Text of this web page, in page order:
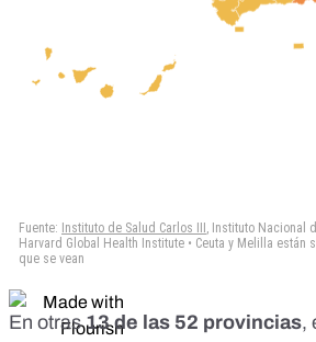
En otras13 de las 52 provincias,